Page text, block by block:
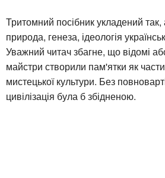
Тритомний посібник укладений
природа, генеза, ідеологія
Уважний читач збагне, що відомі
майстри створили пам'ятки як
мистецької культури. Без
цивілізація була б збідненою.